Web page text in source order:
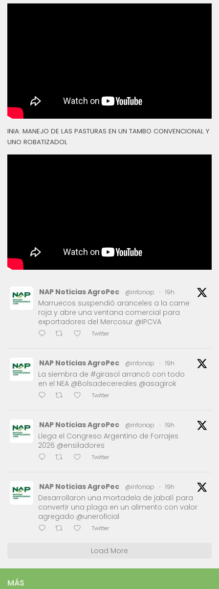
INIA: MANEJO DE LAS PASTURAS EN UN TAMBO CONVENCIONAL Y
UNO ROBATIZADOL
NAP Noticias AgroPec @infonap · 19h
Marruecos suspendió aranceles a la carne
roja y abre una ventana comercial para
exportadores del Mercosur @IPCVA
Twitter
NAP Noticias AgroPec @infonap · 19h
La siembra de #girasol arrancó con todo
en el NEA @Bolsadecereales @asagirok
Twitter
NAP Noticias AgroPec @infonap · 19h
Llega el Congreso Argentino de Forrajes
2026 @ensiladores
Twitter
NAP Noticias AgroPec @infonap · 19h
Desarrollaron una mortadela de jabalí para
convertir una plaga en un alimento con valor
agregado @uneroficial
Twitter
Load More
MÁS